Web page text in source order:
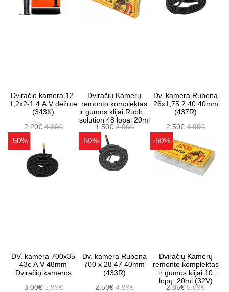
Dviračio kamera 12-
1,2x2-1,4 A.V dėžutė
(343K)
2.20€4.39€
Dviračių Kamerų
remonto komplektas
ir gumos klijai Rubber
solution 48 lopai 20ml
1.50€ 2.99€
Dv. kamera Rubena
26x1,75 2,40 40mm
(437R)
2.50€4.99€
-50%
DV. kamera 700x35
43c A V 48mm
Dviračių kameros
3.00€5.99€
-50%
Dv. kamera Rubena
700 x 28 47 40mm
(433R)
2.50€ 4.99€
-50%
Dviračių Kamerų
remonto komplektas
ir gumos klijai 10
lopų, 20ml (32V)
2.85€5.69€